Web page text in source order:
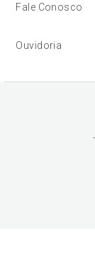
Fale Conosco
Ouvidoria